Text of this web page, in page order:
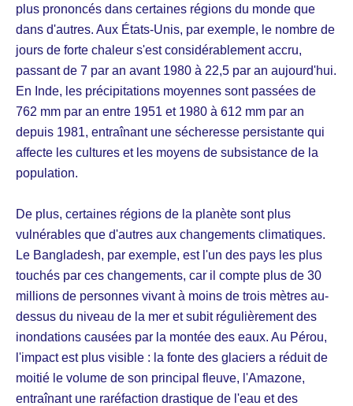
plus prononcés dans certaines régions du monde que
dans d'autres. Aux États-Unis, par exemple, le nombre de
jours de forte chaleur s'est considérablement accru,
passant de 7 par an avant 1980 à 22,5 par an aujourd'hui.
En Inde, les précipitations moyennes sont passées de
762 mm par an entre 1951 et 1980 à 612 mm par an
depuis 1981, entraînant une sécheresse persistante qui
affecte les cultures et les moyens de subsistance de la
population.
De plus, certaines régions de la planète sont plus
vulnérables que d'autres aux changements climatiques.
Le Bangladesh, par exemple, est l'un des pays les plus
touchés par ces changements, car il compte plus de 30
millions de personnes vivant à moins de trois mètres au-
dessus du niveau de la mer et subit régulièrement des
inondations causées par la montée des eaux. Au Pérou,
l'impact est plus visible : la fonte des glaciers a réduit de
moitié le volume de son principal fleuve, l'Amazone,
entraînant une raréfaction drastique de l'eau et des